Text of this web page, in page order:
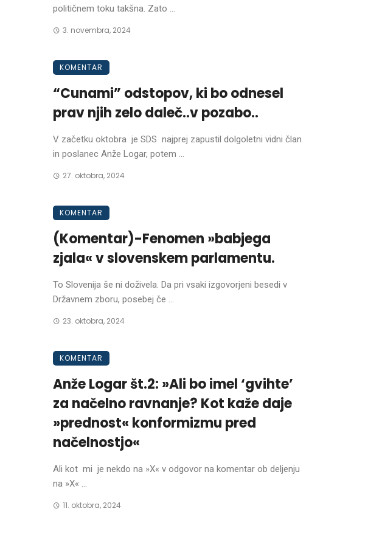
političnem toku takšna. Zato ...
3. novembra, 2024
KOMENTAR
“Cunami” odstopov, ki bo odnesel
prav njih zelo daleč..v pozabo..
V začetku oktobra je SDS najprej zapustil dolgoletni vidni član
in poslanec Anže Logar, potem ...
27. oktobra, 2024
KOMENTAR
(Komentar)-Fenomen »babjega
zjala« v slovenskem parlamentu.
To Slovenija še ni doživela. Da pri vsaki izgovorjeni besedi v
Državnem zboru, posebej če ...
23. oktobra, 2024
KOMENTAR
Anže Logar št.2: »Ali bo imel ‘gvihte’
za načelno ravnanje? Kot kaže daje
»prednost« konformizmu pred
načelnostjo«
Ali kot mi je nekdo na »X« v odgovor na komentar ob deljenju
na »X« ...
11. oktobra, 2024